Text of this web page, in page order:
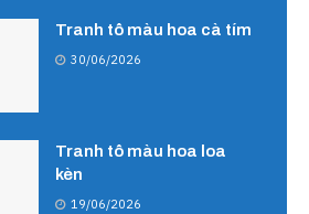
Tranh tô màu hoa cà tím
30/06/2026
Tranh tô màu hoa loa
kèn
19/06/2026